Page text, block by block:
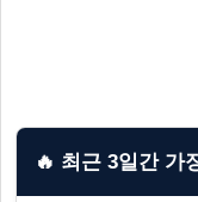
🔥 최근 3일간 가